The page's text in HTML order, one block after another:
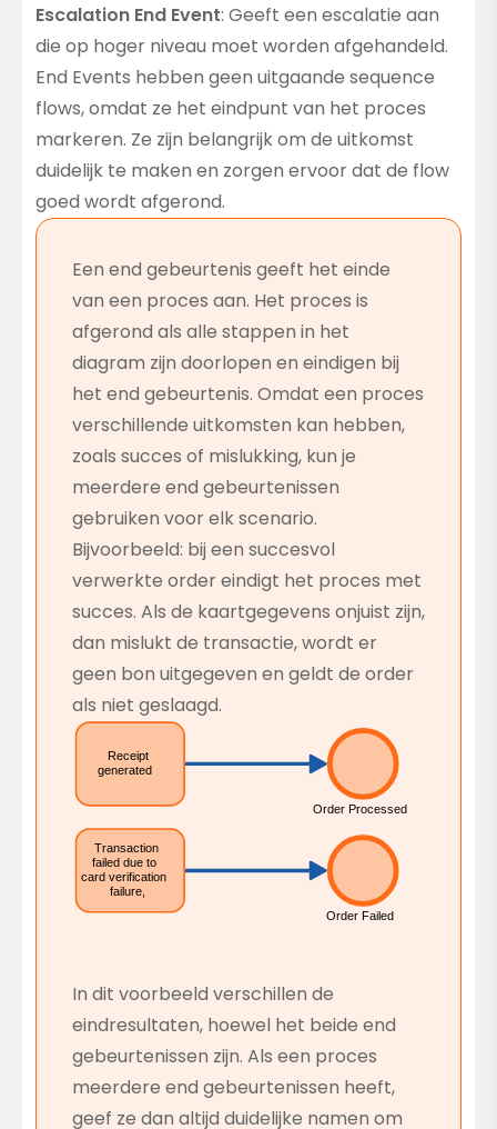
Escalation End Event: Geeft een escalatie aan
die op hoger niveau moet worden afgehandeld.
End Events hebben geen uitgaande sequence
flows, omdat ze het eindpunt van het proces
markeren. Ze zijn belangrijk om de uitkomst
duidelijk te maken en zorgen ervoor dat de flow
goed wordt afgerond.
Een end gebeurtenis geeft het einde
van een proces aan. Het proces is
afgerond als alle stappen in het
diagram zijn doorlopen en eindigen bij
het end gebeurtenis. Omdat een proces
verschillende uitkomsten kan hebben,
zoals succes of mislukking, kun je
meerdere end gebeurtenissen
gebruiken voor elk scenario.
Bijvoorbeeld: bij een succesvol
verwerkte order eindigt het proces met
succes. Als de kaartgegevens onjuist zijn,
dan mislukt de transactie, wordt er
geen bon uitgegeven en geldt de order
als niet geslaagd.
In dit voorbeeld verschillen de
eindresultaten, hoewel het beide end
gebeurtenissen zijn. Als een proces
meerdere end gebeurtenissen heeft,
geef ze dan altijd duidelijke namen om